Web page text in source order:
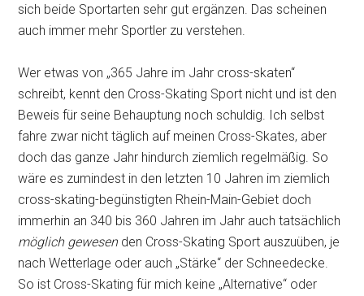
sich beide Sportarten sehr gut ergänzen. Das scheinen
auch immer mehr Sportler zu verstehen.
Wer etwas von „365 Jahre im Jahr cross-skaten“
schreibt, kennt den Cross-Skating Sport nicht und ist den
Beweis für seine Behauptung noch schuldig. Ich selbst
fahre zwar nicht täglich auf meinen Cross-Skates, aber
doch das ganze Jahr hindurch ziemlich regelmäßig. So
wäre es zumindest in den letzten 10 Jahren im ziemlich
cross-skating-begünstigten Rhein-Main-Gebiet doch
immerhin an 340 bis 360 Jahren im Jahr auch tatsächlich
möglich gewesenden Cross-Skating Sport auszuüben, je
nach Wetterlage oder auch „Stärke“ der Schneedecke.
So ist Cross-Skating für mich keine „Alternative“ oder